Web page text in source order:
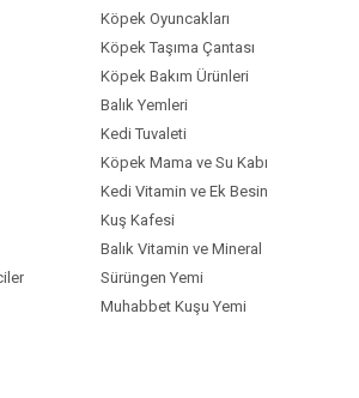
(lutein kaynağı)
Köpek Oyuncakları
Köpek Taşıma Çantası
Köpek Bakım Ürünleri
Balık Yemleri
Kedi Tuvaleti
Köpek Mama ve Su Kabı
Kedi Vitamin ve Ek Besin
Kuş Kafesi
Balık Vitamin ve Mineral
Sürüngen Yemi
Muhabbet Kuşu Yemi